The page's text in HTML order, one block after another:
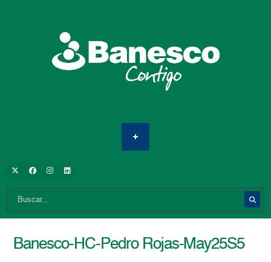
Banesco-HC-Pedro Rojas-May25S5